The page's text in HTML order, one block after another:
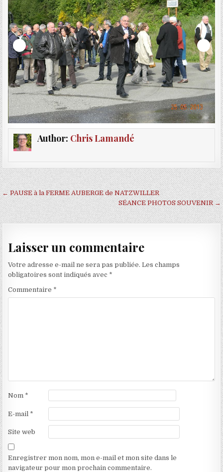
Author: Chris Lamandé
Navigation de l’article
← PAUSE à la FERME AUBERGE de NATZWILLER
SÉANCE PHOTOS SOUVENIR →
Laisser un commentaire
Votre adresse e-mail ne sera pas publiée. Les champs
obligatoires sont indiqués avec *
Commentaire *
Nom *
E-mail *
Site web
Enregistrer mon nom, mon e-mail et mon site dans le
navigateur pour mon prochain commentaire.